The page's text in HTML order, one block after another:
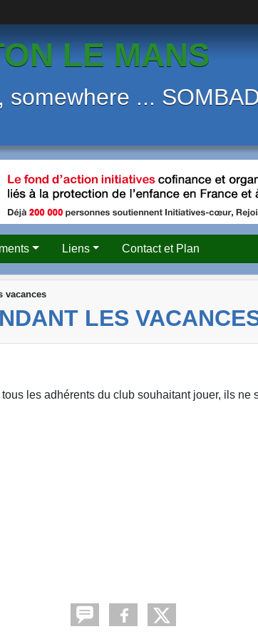
LE MANS
somewhere ...
Liens Contact et Plan
vacances
LES
les adhérents du club souhaitant jouer, ils ne